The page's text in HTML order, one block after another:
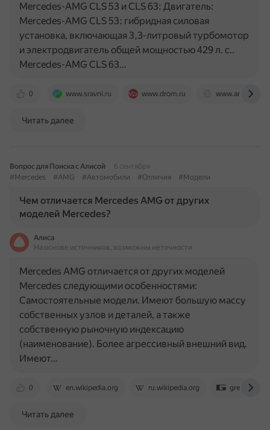
0 www.sravni.ru www.drom.ru
Mercedes-AMG CLS 53 и CLS 63: Двигатель:
Mercedes-AMG CLS 53: гибридная силовая
установка, включающая 3,3-литровый турбомотор
и электродвигатель общей мощностью 429 л. с..
Mercedes-AMG CLS 63…
Читать далее
Вопрос для Поиска с Алисой
6 сентября
#Mercedes
#AMG #Автомобили #Отличия #Модели
Чем отличается Mercedes AMG от других
моделей Mercedes?
Алиса
На основе источников, возможны неточности
0 en.wikipedia.org ru.wikipedia.org
Mercedes AMG отличается от других моделей
Mercedes следующими особенностями:
Самостоятельные модели. Имеют большую массу
собственных узлов и деталей, а также
собственную рыночную индексацию
(наименование). Более агрессивный внешний вид.
Имеют…
Читать далее